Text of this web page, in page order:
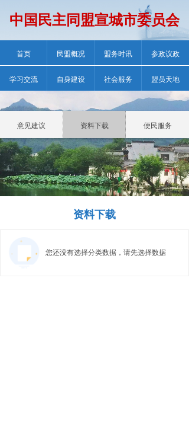
中国民主同盟宣城市委员会
首页 民盟概况 盟务时讯 参政议政
学习交流 自身建设 社会服务 盟员天地
您还没有选择分类数据，请先选择数据
资料下载
意见建议 资料下载 便民服务